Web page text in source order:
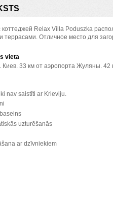
коттеджей Relax Villa Poduszka
террасами. Отличное место для
vieta
25 км от
nav saistīti ar Krieviju.
uzturēšanās
ar dzīvniekiem